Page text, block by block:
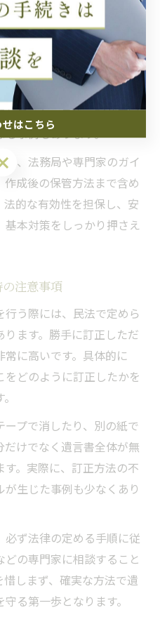
たしていない場合、せっか
間でトラブルに発展するリ
、家族が遺言書の存在を
まうケースや、記載内容
事例もあります。
、法務局や専門家のガイ
作成後の保管方法まで含め
的な有効性を担保し、安
本対策をしっかり押さえ
注意事項
う際には、民法で定めら
ます。勝手に訂正しただ
に高いです。具体的に
どのように訂正したかを
プで消したり、別の紙で
けでなく遺言書全体が無
。実際に、訂正方法の不
生じた事例も少なくあり
ず法律の定める手順に従
の専門家に相談すること
しまず、確実な方法で遺
る第一歩となります。
はこちら
はこちら